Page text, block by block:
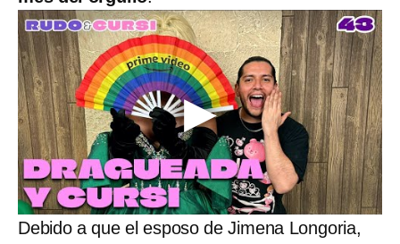
Debido a que el esposo de Jimena Longoria,